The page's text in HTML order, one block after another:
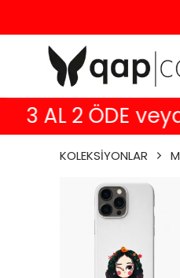
3 AL 2 ÖDE veya
KOLEKSİYONLAR